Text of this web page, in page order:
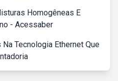
Homogêneas E
- Acessaber
Tecnologia Ethernet Que